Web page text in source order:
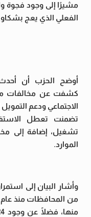
مشيرًا إلى وجود فجوة
الفعلي الذي يعج
أوضح الحزب أن أحدث
كشفت عن مخالفات
تضمنت تعطل
تشغيل، إضافة إلى
الموارد.